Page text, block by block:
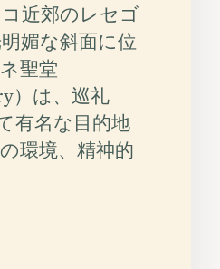
近郊のレセゴ
媚な斜面に位
聖堂
）は、巡礼
有名な目的地
環境、精神的